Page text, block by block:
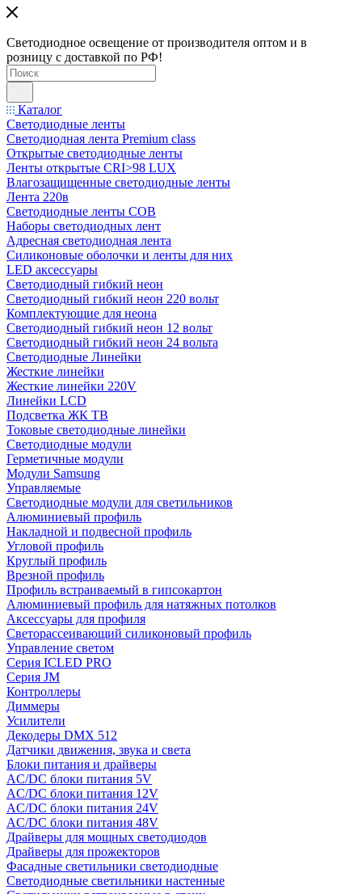
Светодиодное освещение от производителя оптом и в
розницу с доставкой по РФ!
Каталог
Светодиодные ленты
Светодиодная лента Premium class
Открытые светодиодные ленты
Ленты открытые CRI>98 LUX
Влагозащищенные светодиодные ленты
Лента 220в
Светодиодные ленты COB
Наборы светодиодных лент
Адресная светодиодная лента
Силиконовые оболочки и ленты для них
LED аксессуары
Светодиодный гибкий неон
Светодиодный гибкий неон 220 вольт
Комплектующие для неона
Светодиодный гибкий неон 12 вольт
Светодиодный гибкий неон 24 вольта
Светодиодные Линейки
Жесткие линейки
Жесткие линейки 220V
Линейки LCD
Подсветка ЖК ТВ
Токовые светодиодные линейки
Светодиодные модули
Герметичные модули
Модули Samsung
Управляемые
Светодиодные модули для светильников
Алюминиевый профиль
Накладной и подвесной профиль
Угловой профиль
Круглый профиль
Врезной профиль
Профиль встраиваемый в гипсокартон
Алюминиевый профиль для натяжных потолков
Аксессуары для профиля
Светорассеивающий силиконовый профиль
Управление светом
Серия ICLED PRO
Серия JM
Контроллеры
Диммеры
Усилители
Декодеры DMX 512
Датчики движения, звука и света
Блоки питания и драйверы
AC/DC блоки питания 5V
AC/DC блоки питания 12V
AC/DC блоки питания 24V
AC/DC блоки питания 48V
Драйверы для мощных светодиодов
Драйверы для прожекторов
Фасадные светильники светодиодные
Светодиодные светильники настенные